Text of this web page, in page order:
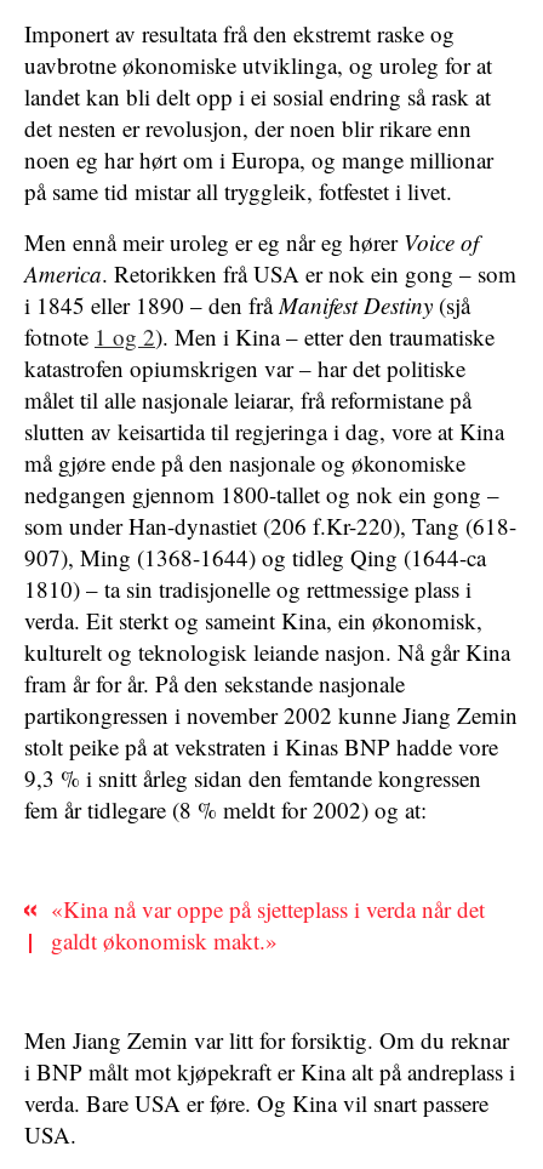
Imponert av resultata frå den ekstremt raske og
uavbrotne økonomiske utviklinga, og uroleg for at
landet kan bli delt opp i ei sosial endring så rask at
det nesten er revolusjon, der noen blir rikare enn
noen eg har hørt om i Europa, og mange millionar
på same tid mistar all tryggleik, fotfestet i livet.
Men ennå meir uroleg er eg når eg hører Voice of
America. Retorikken frå USA er nok ein gong – som
i 1845 eller 1890 – den fråManifest Destiny (sjå
fotnote 1 og 2). Men i Kina – etter den traumatiske
katastrofen opiumskrigen var – har det politiske
målet til alle nasjonale leiarar, frå reformistane på
slutten av keisartida til regjeringa i dag, vore at Kina
må gjøre ende på den nasjonale og økonomiske
nedgangen gjennom 1800-tallet og nok ein gong –
som under Han-dynastiet (206 f.Kr-220), Tang (618-
907), Ming (1368-1644) og tidleg Qing (1644-ca
1810) – ta sin tradisjonelle og rettmessige plass i
verda. Eit sterkt og sameint Kina, ein økonomisk,
kulturelt og teknologisk leiande nasjon. Nå går Kina
fram år for år. På den sekstande nasjonale
partikongressen i november 2002 kunne Jiang Zemin
stolt peike på at vekstraten i Kinas BNP hadde vore
9,3 % i snitt årleg sidan den femtande kongressen
fem år tidlegare (8 % meldt for 2002) og at:
«Kina nå var oppe på sjetteplass i verda når det
galdt økonomisk makt.»
Men Jiang Zemin var litt for forsiktig. Om du reknar
i BNP målt mot kjøpekraft er Kina alt på andreplass i
verda. Bare USA er føre. Og Kina vil snart passere
USA.